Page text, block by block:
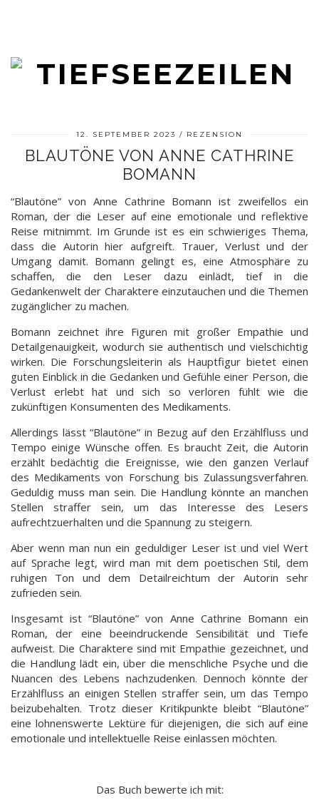
12. SEPTEMBER 2023 REZENSION
BLAUTÖNE VON ANNE CATHRINE
BOMANN
“Blautöne” von Anne Cathrine Bomann ist zweifellos ein
Roman, der die Leser auf eine emotionale und reflektive
Reise mitnimmt. Im Grunde ist es ein schwieriges Thema,
dass die Autorin hier aufgreift. Trauer, Verlust und der
Umgang damit. Bomann gelingt es, eine Atmosphäre zu
schaffen, die den Leser dazu einlädt, tief in die
Gedankenwelt der Charaktere einzutauchen und die Themen
zugänglicher zu machen.
Bomann zeichnet ihre Figuren mit großer Empathie und
Detailgenauigkeit, wodurch sie authentisch und vielschichtig
wirken. Die Forschungsleiterin als Hauptfigur bietet einen
guten Einblick in die Gedanken und Gefühle einer Person, die
Verlust erlebt hat und sich so verloren fühlt wie die
zukünftigen Konsumenten des Medikaments.
Allerdings lässt “Blautöne” in Bezug auf den Erzählfluss und
Tempo einige Wünsche offen. Es braucht Zeit, die Autorin
erzählt bedächtig die Ereignisse, wie den ganzen Verlauf
des Medikaments von Forschung bis Zulassungsverfahren.
Geduldig muss man sein. Die Handlung könnte an manchen
Stellen straffer sein, um das Interesse des Lesers
aufrechtzuerhalten und die Spannung zu steigern.
Aber wenn man nun ein geduldiger Leser ist und viel Wert
auf Sprache legt, wird man mit dem poetischen Stil, dem
ruhigen Ton und dem Detailreichtum der Autorin sehr
zufrieden sein.
Insgesamt ist “Blautöne” von Anne Cathrine Bomann ein
Roman, der eine beeindruckende Sensibilität und Tiefe
aufweist. Die Charaktere sind mit Empathie gezeichnet, und
die Handlung lädt ein, über die menschliche Psyche und die
Nuancen des Lebens nachzudenken. Dennoch könnte der
Erzählfluss an einigen Stellen straffer sein, um das Tempo
beizubehalten. Trotz dieser Kritikpunkte bleibt “Blautöne”
eine lohnenswerte Lektüre für diejenigen, die sich auf eine
emotionale und intellektuelle Reise einlassen möchten.
Das Buch bewerte ich mit: